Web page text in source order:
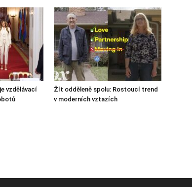
vzdělávací
Žít odděleně spolu: Rostoucí trend
v moderních vztazích